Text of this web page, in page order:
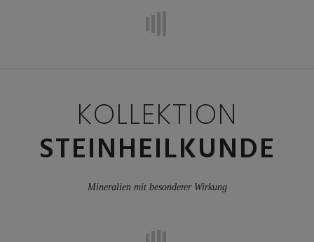
KOLLEKTION
STEINHEILKUNDE
Mineralien mit besonderer Wirkung